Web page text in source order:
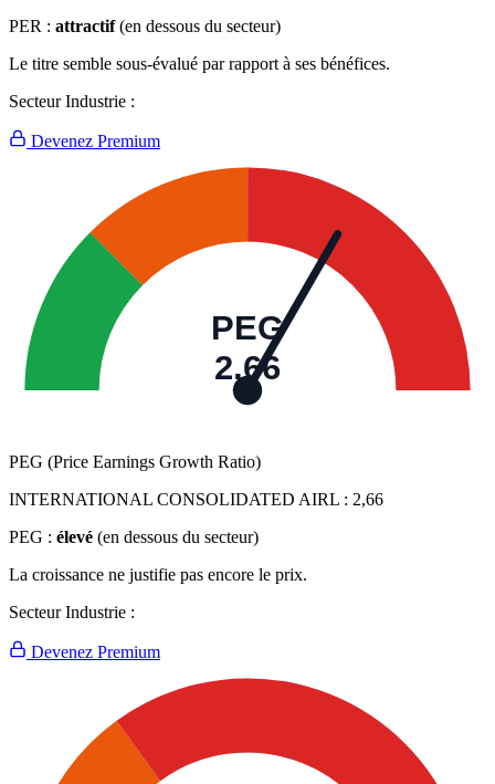
PER : attractif (en dessous du secteur)
Le titre semble sous-évalué par rapport à ses bénéfices.
Secteur Industrie :
Devenez Premium
PEG
2,66
PEG (Price Earnings Growth Ratio)
INTERNATIONAL CONSOLIDATED AIRL : 2,66
PEG : élevé (en dessous du secteur)
La croissance ne justifie pas encore le prix.
Secteur Industrie :
Devenez Premium